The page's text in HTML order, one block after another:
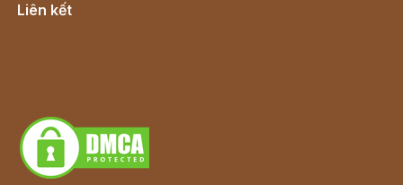
Liên kết